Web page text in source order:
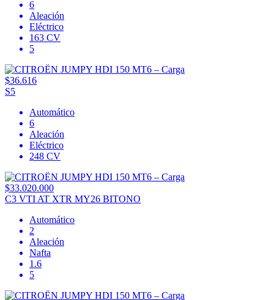
6
Aleación
Eléctrico
163 CV
5
$36.616
S5
Automático
6
Aleación
Eléctrico
248 CV
$33.020.000
C3 VTI AT XTR MY26 BITONO
Automático
2
Aleación
Nafta
1.6
5